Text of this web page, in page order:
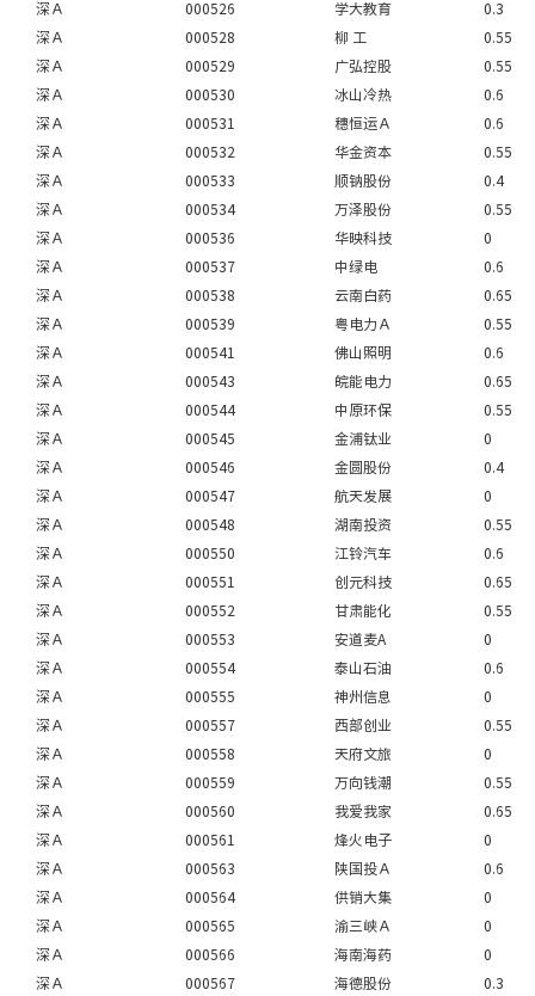
深Ａ
000526 学大教育
0.3
深Ａ
000528 柳 工
0.55
深Ａ
000529 广弘控股
0.55
深Ａ
000530 冰山冷热
0.6
深Ａ
000531 穗恒运Ａ
0.6
深Ａ
000532 华金资本
0.55
深Ａ
000533 顺钠股份
0.4
深Ａ
000534 万泽股份
0.55
深Ａ
000536 华映科技
0
深Ａ
000537 中绿电
0.6
深Ａ
000538 云南白药
0.65
深Ａ
000539 粤电力Ａ
0.55
深Ａ
000541 佛山照明
0.6
深Ａ
000543 皖能电力
0.65
深Ａ
000544 中原环保
0.55
深Ａ
000545 金浦钛业
0
深Ａ
000546 金圆股份
0.4
深Ａ
000547 航天发展
0
深Ａ
000548 湖南投资
0.55
深Ａ
000550 江铃汽车
0.6
深Ａ
000551 创元科技
0.65
深Ａ
000552 甘肃能化
0.55
深Ａ
000553 安道麦A
0
深Ａ
000554 泰山石油
0.6
深Ａ
000555 神州信息
0
深Ａ
000557 西部创业
0.55
深Ａ
000558 天府文旅
0
深Ａ
000559 万向钱潮
0.55
深Ａ
000560 我爱我家
0.65
深Ａ
000561 烽火电子
0
深Ａ
000563 陕国投Ａ
0.6
深Ａ
000564 供销大集
0
深Ａ
000565 渝三峡Ａ
0
深Ａ
000566 海南海药
0
深Ａ
000567 海德股份 0.3